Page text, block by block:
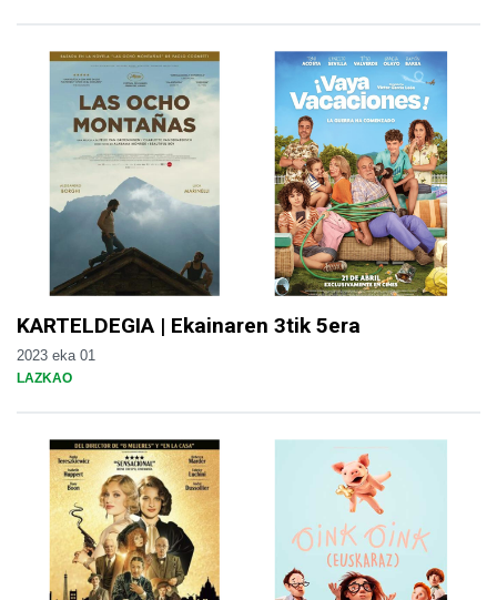
KARTELDEGIA | Ekainaren 3tik 5era
2023 eka 01
LAZKAO